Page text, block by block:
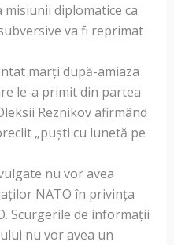
diplomatice ca
va fi reprimat
marți după-amiaza
le-a primit din partea
Reznikov afirmând
„puști cu lunetă pe
nu vor avea
NATO în privința
Scurgerile de informații
nu vor avea un